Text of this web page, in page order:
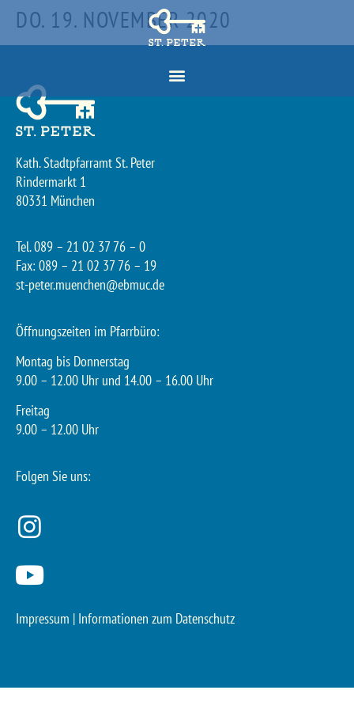
DO. 19. NOVEMBER 2020
Kath. Stadtpfarramt St. Peter
Rindermarkt 1
80331 München
Tel. 089 – 21 02 37 76 – 0
Fax: 089 – 21 02 37 76 – 19
st-peter.muenchen@ebmuc.de
Öffnungszeiten im Pfarrbüro:
Montag bis Donnerstag
9.00 – 12.00 Uhr und 14.00 – 16.00 Uhr
Freitag
9.00 – 12.00 Uhr
Folgen Sie uns:
Impressum | Informationen zum Datenschutz